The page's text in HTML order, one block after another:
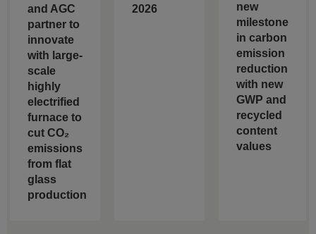
and AGC
partner to
innovate
with large-
scale
highly
electrified
furnace to
cut CO₂
emissions
from flat
glass
production
2026
new
milestone
in carbon
emission
reduction
with new
GWP and
recycled
content
values